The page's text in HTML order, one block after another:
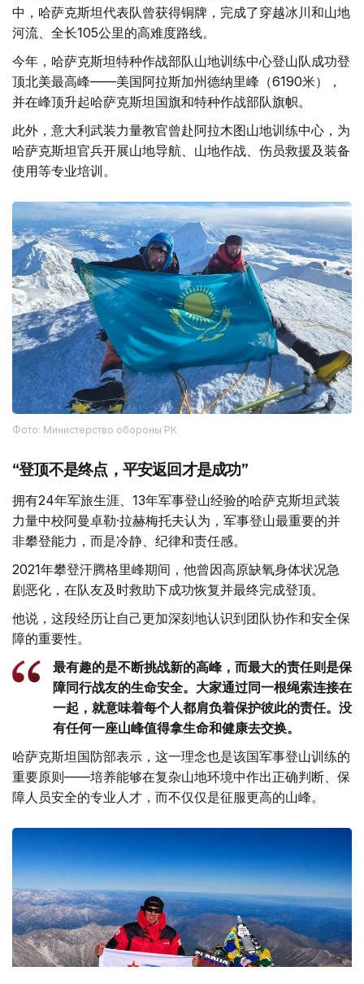
中，哈萨克斯坦代表队曾获得铜牌，完成了穿越冰川和山地
河流、全长105公里的高难度路线。
今年，哈萨克斯坦特种作战部队山地训练中心登山队成功登
顶北美最高峰——美国阿拉斯加州德纳里峰（6190米），
并在峰顶升起哈萨克斯坦国旗和特种作战部队旗帜。
此外，意大利武装力量教官曾赴阿拉木图山地训练中心，为
哈萨克斯坦官兵开展山地导航、山地作战、伤员救援及装备
使用等专业培训。
Фото: Министерство обороны РК
“登顶不是终点，平安返回才是成功”
拥有24年军旅生涯、13年军事登山经验的哈萨克斯坦武装
力量中校阿曼卓勒·拉赫梅托夫认为，军事登山最重要的并
非攀登能力，而是冷静、纪律和责任感。
2021年攀登汗腾格里峰期间，他曾因高原缺氧身体状况急
剧恶化，在队友及时救助下成功恢复并最终完成登顶。
他说，这段经历让自己更加深刻地认识到团队协作和安全保
障的重要性。
最有趣的是不断挑战新的高峰，而最大的责任则是保
障同行战友的生命安全。大家通过同一根绳索连接在
一起，就意味着每个人都肩负着保护彼此的责任。没
有任何一座山峰值得拿生命和健康去交换。
哈萨克斯坦国防部表示，这一理念也是该国军事登山训练的
重要原则——培养能够在复杂山地环境中作出正确判断、保
障人员安全的专业人才，而不仅仅是征服更高的山峰。